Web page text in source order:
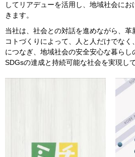
してリアデューを活用し、地域社会に
きます。
当社は、社会との対話を進めながら、
コトづくりによって、人と人だけでな
につなぎ、地域社会の安全安心な暮らし
SDGsの達成と持続可能な社会を実現し